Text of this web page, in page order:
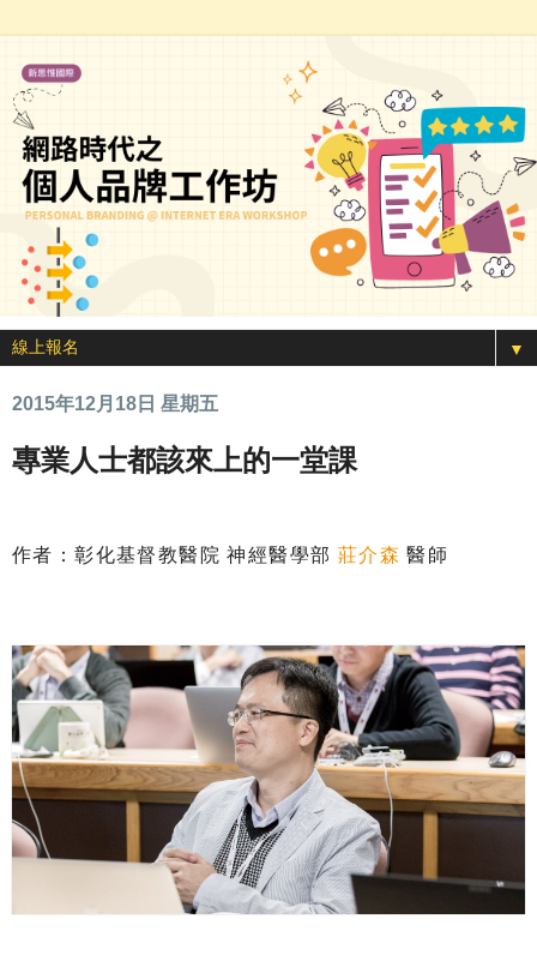
▼
2015年12月18日 星期五
專業人士都該來上的一堂課
作者：彰化基督教醫院 神經醫學部 莊介森醫師